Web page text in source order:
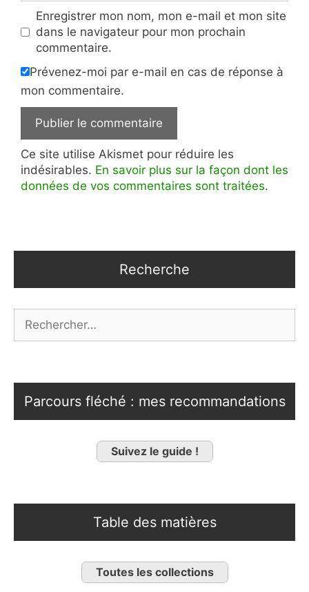
Enregistrer mon nom, mon e-mail et mon site
dans le navigateur pour mon prochain
commentaire.
Prévenez-moi par e-mail en cas de réponse à
mon commentaire.
Ce site utilise Akismet pour réduire les
indésirables. En savoir plus sur la façon dont les
données de vos commentaires sont traitées.
Recherche
Parcours fléché : mes recommandations
Suivez le guide !
Table des matières
Toutes les collections